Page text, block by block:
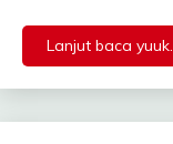
Lanjut baca